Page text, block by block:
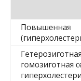
Повышенная
гомозиготная